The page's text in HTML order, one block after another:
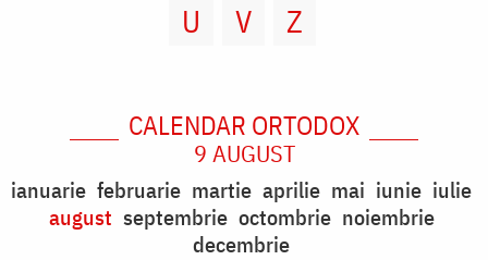
U
V Z
CALENDAR ORTODOX
9 AUGUST
ianuarie februarie martie aprilie mai iunie iulie
august septembrie octombrie noiembrie
decembrie